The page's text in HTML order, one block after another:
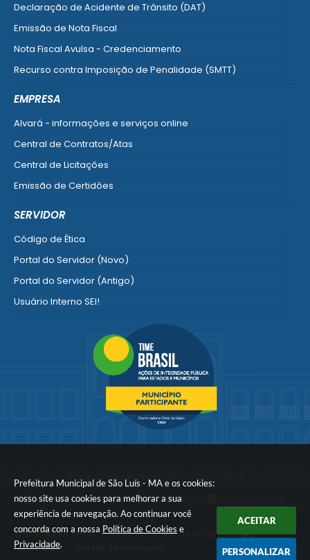
Prefeitura Municipal de São Luís - MA e os cookies:
nosso site usa cookies para melhorar a sua
experiência de navegação. Ao continuar você
concorda com a nossa Política de Cookies e
Privacidade.
ACEITAR
PERSONALIZAR
Declaração de Acidente de Trânsito (DAT)
Emissão de Nota Fiscal
Nota Fiscal Avulsa - Credenciamento
Recurso contra Imposição de Penalidade (SMTT)
EMPRESA
Alvará - informações e serviços online
Central de Contratos/Atas
Central de Licitações
Emissão de Certidões
SERVIDOR
Código de Ética
Portal do Servidor (Novo)
Portal do Servidor (Antigo)
Usuário Interno SEI!
Portal do Segurado
Manual de Gestão Patrimonial
Ver mais serviços para o Servidor
Portal atualizado em:08/08/2026 16:10
© Copyright Instar - 2006-2026. Todos os direitos
reservados -